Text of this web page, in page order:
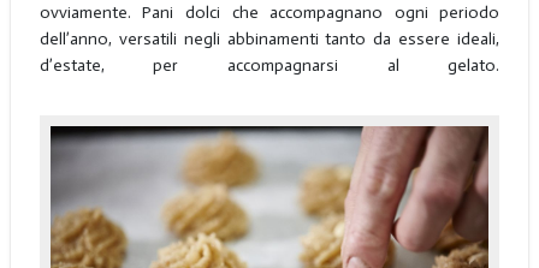
ovviamente. Pani dolci che accompagnano ogni periodo
dell’anno, versatili negli abbinamenti tanto da essere ideali,
d’estate, per accompagnarsi al gelato.